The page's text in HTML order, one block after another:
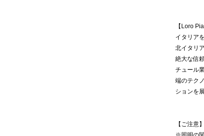
【Loro
イタリア
北イタリ
絶大な信
チュール
端のテク
ションを
【ご注意】